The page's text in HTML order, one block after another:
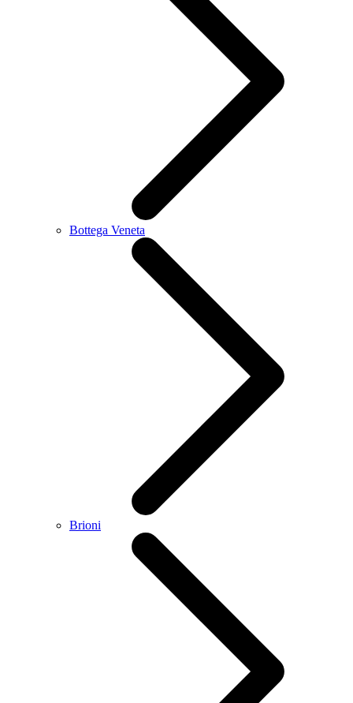
Bottega Veneta
Brioni